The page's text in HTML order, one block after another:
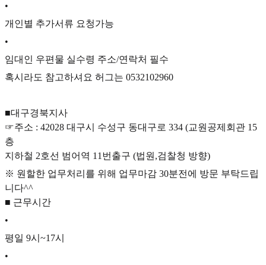
•
개인별 추가서류 요청가능
•
임대인 우편물 실수령 주소/연락처 필수
혹시라도 참고하셔요 허그는 0532102960
■대구경북지사
☞주소 : 42028 대구시 수성구 동대구로 334 (교원공제회관 15
층
지하철 2호선 범어역 11번출구 (법원,검찰청 방향)
※ 원할한 업무처리를 위해 업무마감 30분전에 방문 부탁드립
니다^^
■ 근무시간
•
평일 9시~17시
•